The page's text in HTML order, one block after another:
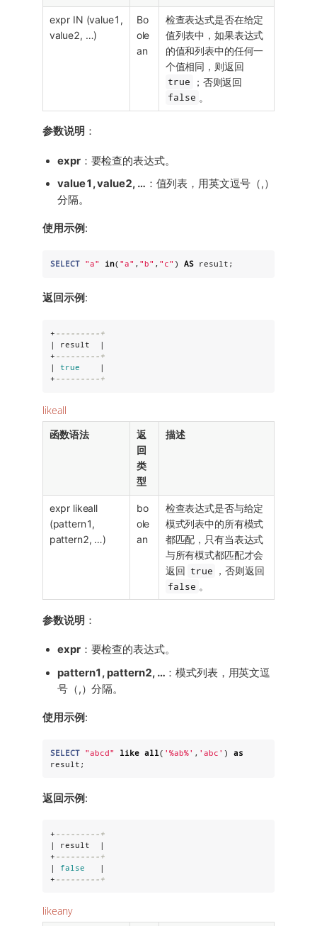
expr IN (value1,
value2, …​)
Bo
ole
an
检查表达式是否在给定
值列表中，如果表达式
的值和列表中的任何一
个值相同，则返回
true ；否则返回
false 。
参数说明 ：
expr：要检查的表达式。
value1, value2, …​ ：值列表，用英文逗号（,）
分隔。
使用示例 :
SELECT "a" in( "a" , "b" , " c" ) AS result;
返回示例 :
+ ---------+
| result  |
+ ---------+
| true
    |
+ ---------+
likeall
函数语法
返
回
类
型
描述
expr likeall
(pattern1,
pattern2, …​)
bo
ole
an
检查表达式是否与给定
模式列表中的所有模式
都匹配，只有当表达式
与所有模式都匹配才会
返回 true ，否则返回
false 。
参数说明 ：
expr：要检查的表达式。
pattern1, pattern2, …​ ：模式列表，用英文逗
号（,）分隔。
使用示例 :
SELECT "abcd" like all( '%ab%' , 'abc ' ) as
result;
返回示例 :
+ ---------+
| result  |
+ ---------+
| false
   |
+ ---------+
likeany